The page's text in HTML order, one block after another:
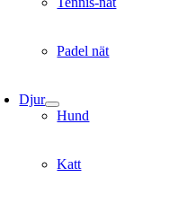
Padel nät
Djur
Hund
Katt